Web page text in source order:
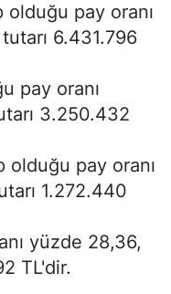
olduğu pay oranı
6.431.796
pay oranı
3.250.432
olduğu pay oranı
1.272.440
yüzde 28,36,
TL'dir.